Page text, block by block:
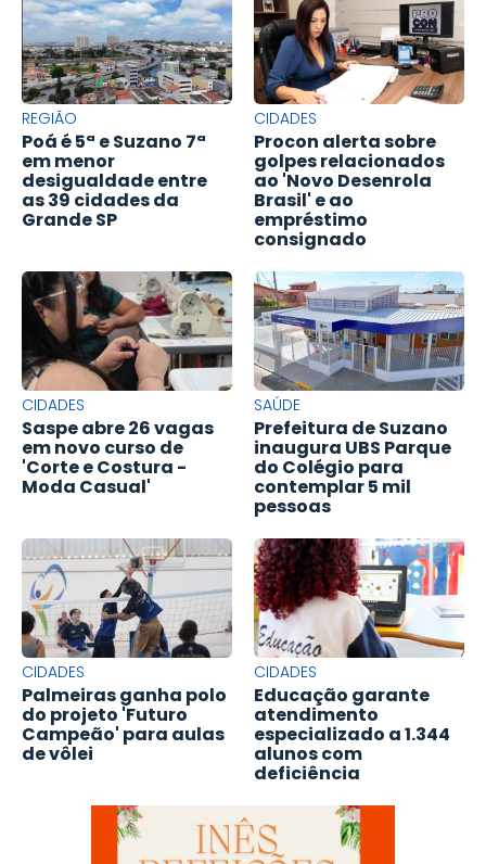
REGIÃO
Poá é 5ª e Suzano 7ª
em menor
desigualdade entre
as 39 cidades da
Grande SP
CIDADES
Procon alerta sobre
golpes relacionados
ao 'Novo Desenrola
Brasil' e ao
empréstimo
consignado
CIDADES
Saspe abre 26 vagas
em novo curso de
'Corte e Costura -
Moda Casual'
SAÚDE
Prefeitura de Suzano
inaugura UBS Parque
do Colégio para
contemplar 5 mil
pessoas
CIDADES
Palmeiras ganha polo
do projeto 'Futuro
Campeão' para aulas
de vôlei
CIDADES
Educação garante
atendimento
especializado a 1.344
alunos com
deficiência